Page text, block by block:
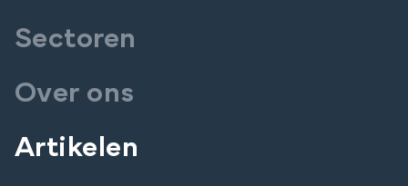
Sectoren
Over ons
Artikelen